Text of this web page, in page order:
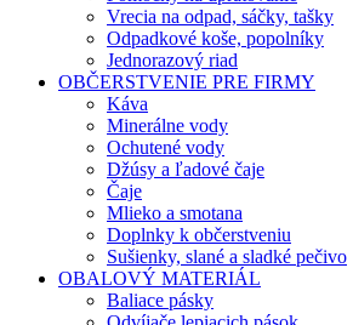
Vrecia na odpad, sáčky, tašky
Odpadkové koše, popolníky
Jednorazový riad
OBČERSTVENIE PRE FIRMY
Káva
Minerálne vody
Ochutené vody
Džúsy a ľadové čaje
Čaje
Mlieko a smotana
Doplnky k občerstveniu
Sušienky, slané a sladké pečivo
OBALOVÝ MATERIÁL
Baliace pásky